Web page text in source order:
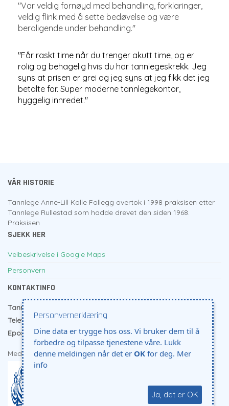
"Var veldig fornøyd med behandling, forklaringer,
veldig flink med å sette bedøvelse og være
beroligende under behandling."
"Får raskt time når du trenger akutt time, og er
rolig og behagelig hvis du har tannlegeskrekk. Jeg
syns at prisen er grei og jeg syns at jeg fikk det jeg
betalte for. Super moderne tannlegekontor,
hyggelig innredet."
VÅR HISTORIE
Tannlege Anne-Lill Kolle Follegg overtok i 1998 praksisen etter
Tannlege Rullestad som hadde drevet den siden 1968.
Praksisen
SJEKK HER
Veibeskrivelse i Google Maps
Personvern
KONTAKTINFO
Tannlege Follegg
Telefon
91785003
Epost:
al.folle@online.no
Medlem i:
Personvernerklæring
Dine data er trygge hos oss. Vi bruker dem til å
forbedre og tilpasse tjenestene våre. Lukk
denne meldingen når det er OK for deg. Mer
info
Ja, det er OK